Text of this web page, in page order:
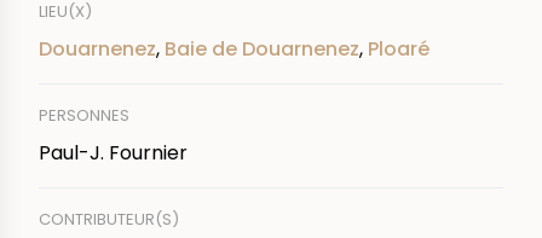
LIEU(X)
Douarnenez, Baie de Douarnenez, Ploaré
PERSONNES
Paul-J. Fournier
CONTRIBUTEUR(S)